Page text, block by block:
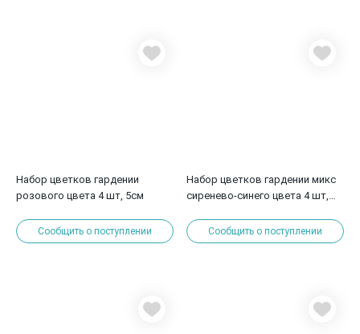
Набор цветков гардении
розового цвета 4 шт, 5см
Сообщить о поступлении
Набор цветков гардении микс
сиренево-синего цвета 4 шт,
Сообщить о поступлении